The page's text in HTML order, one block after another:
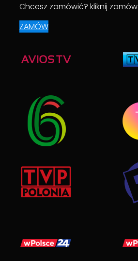
Chcesz zamówić? kliknij zamów
ZAMÓW